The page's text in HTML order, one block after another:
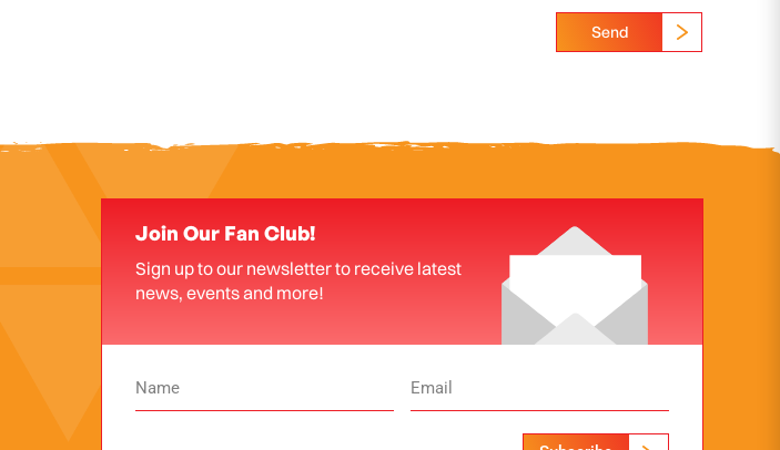
Send
Join Our Fan Club!
Sign up to our newsletter to receive latest
news, events and more!